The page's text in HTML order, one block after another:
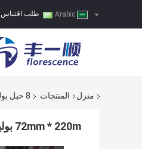
طلب اقتباس
منزل المنتجات 8 حبل بوليستر ستراند
72mm * 220m بوليستر حبل 8 ستراند حبل مضفر البحري لسفن السفن